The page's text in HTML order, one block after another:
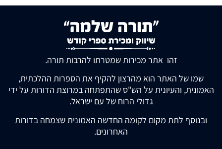
זהו אתר מכירות שמטרתו להרבות תורה.
שמו של האתר הוא מהרצון להקיף את הספרות ההלכתית,
האמונית, והעיונית על הש"ס שהתפתחה במרוצת הדורות על ידי
גדולי הרוח של עם ישראל.
ובנוסף לתת מקום לקומה החדשה האמונית שצמחה בדורות
האחרונים.